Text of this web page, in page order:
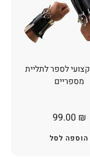
לספר לתליית
מספריים
99.00 ₪
הוספה לסל